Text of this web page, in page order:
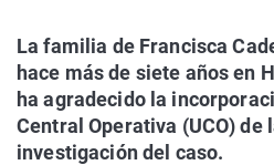
La familia de Francisca
hace más de siete años en
ha agradecido la
Central Operativa (UCO) de
investigación del caso.